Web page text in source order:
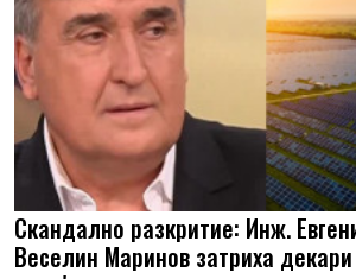
Скандално разкритие: Инж.
Веселин Маринов затриха